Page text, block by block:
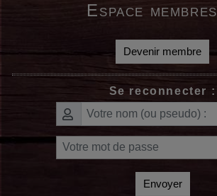
Espace membres
Devenir membre
Se reconnecter :
Envoyer